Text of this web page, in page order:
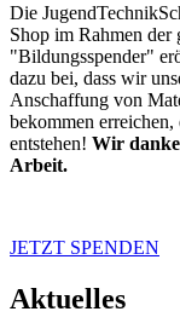
Die
Shop im Rahmen
"Bildungsspender"
dazu bei, dass wir
Anschaffung von
bekommen
entstehen! Wir
Arbeit.
JETZT SPENDEN
Aktuelles